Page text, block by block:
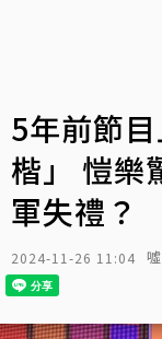
5年前節
楷」 愷樂
軍失禮？
2024-11-26 11:04